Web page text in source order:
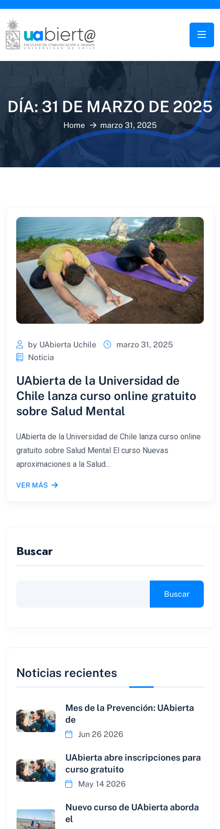
DÍA: 31 DE MARZO DE 2025
Home marzo 31, 2025
by UAbierta Uchile
marzo 31, 2025
Noticia
UAbierta de la Universidad de
Chile lanza curso online gratuito
sobre Salud Mental
UAbierta de la Universidad de Chile lanza curso online
gratuito sobre Salud Mental El curso Nuevas
aproximaciones a la Salud...
VER MÁS
Buscar
Buscar
Noticias recientes
Mes de la Prevención: UAbierta
de
Jun 26 2026
UAbierta abre inscripciones para
curso gratuito
May 14 2026
Nuevo curso de UAbierta aborda
el